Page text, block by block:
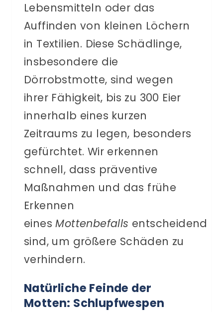
Lebensmitteln oder das
Auffinden von kleinen Löchern
in Textilien. Diese Schädlinge,
insbesondere die
Dörrobstmotte, sind wegen
ihrer Fähigkeit, bis zu 300 Eier
innerhalb eines kurzen
Zeitraums zu legen, besonders
gefürchtet. Wir erkennen
schnell, dass präventive
Maßnahmen und das frühe
Erkennen
einesMottenbefalls entscheidend
sind, um größere Schäden zu
verhindern.
Natürliche Feinde der
Motten: Schlupfwespen